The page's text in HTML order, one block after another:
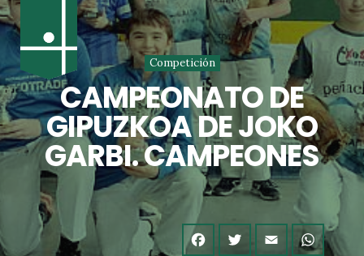
Competición
CAMPEONATO DE
GIPUZKOA DE JOKO
GARBI. CAMPEONES